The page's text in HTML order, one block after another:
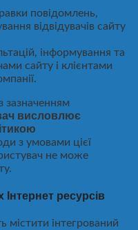
повідомлень,
відвідувачів сайту
інформування та
сайту і клієнтами
зазначенням
висловлює
з умовами цієї
не може
Інтернет ресурсів
містити інтегрований